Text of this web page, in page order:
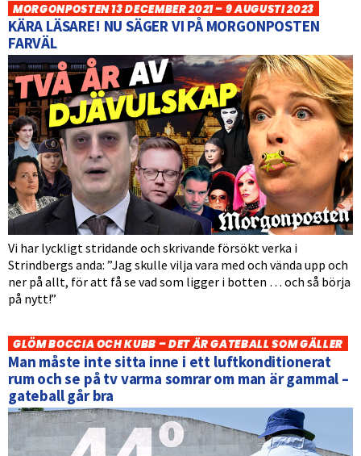
MORGONPOSTEN 13 DECEMBER 2021 – 9 AUGUSTI 2023
KÄRA LÄSARE! NU SÄGER VI PÅ MORGONPOSTEN
FARVÄL
Vi har lyckligt stridande och skrivande försökt verka i
Strindbergs anda: ”Jag skulle vilja vara med och vända upp och
ner på allt, för att få se vad som ligger i botten … och så börja
på nytt!”
GLÖM BOCCIA OCH KUBB – DET ÄR GATEBALL SOM GÄLLER
Man måste inte sitta inne i ett luftkonditionerat
rum och se på tv varma somrar om man är gammal –
gateball går bra